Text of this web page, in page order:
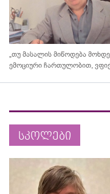
„თუ მასალის მიწოდება
ემოციური ჩართულობით,
სკოლები